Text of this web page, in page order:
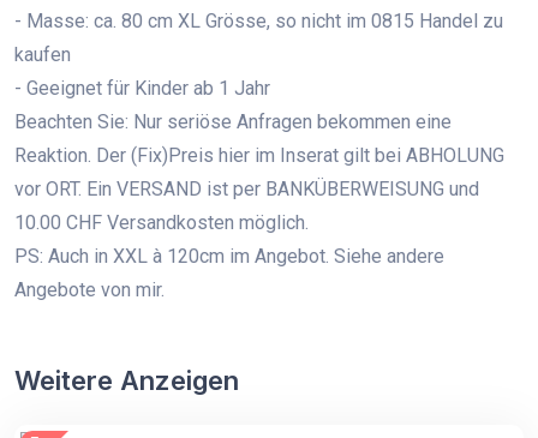
- Masse: ca. 80 cm XL Grösse, so nicht im 0815 Handel zu
kaufen
- Geeignet für Kinder ab 1 Jahr
Beachten Sie: Nur seriöse Anfragen bekommen eine
Reaktion. Der (Fix)Preis hier im Inserat gilt bei ABHOLUNG
vor ORT. Ein VERSAND ist per BANKÜBERWEISUNG und
10.00 CHF Versandkosten möglich.
PS: Auch in XXL à 120cm im Angebot. Siehe andere
Angebote von mir.
Weitere Anzeigen